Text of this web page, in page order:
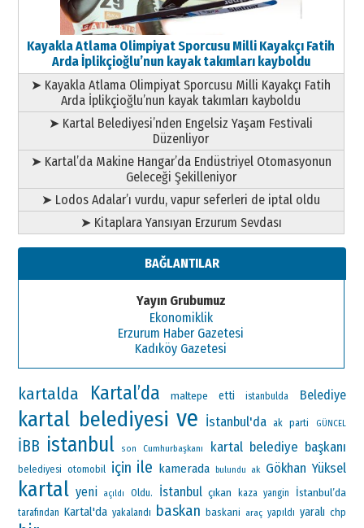
Kayakla Atlama Olimpiyat Sporcusu Milli Kayakçı Fatih
Arda İplikçioğlu’nun kayak takımları kayboldu
➤ Kayakla Atlama Olimpiyat Sporcusu Milli Kayakçı Fatih
Arda İplikçioğlu’nun kayak takımları kayboldu
➤ Kartal Belediyesi’nden Engelsiz Yaşam Festivali
Düzenliyor
➤ Kartal’da Makine Hangar’da Endüstriyel Otomasyonun
Geleceği Şekilleniyor
➤ Lodos Adalar’ı vurdu, vapur seferleri de iptal oldu
➤ Kitaplara Yansıyan Erzurum Sevdası
BAĞLANTILAR
Yayın Grubumuz
Ekonomiklik
Erzurum Haber Gazetesi
Kadıköy Gazetesi
kartalda Kartal’da maltepe etti istanbulda Belediye
kartal belediyesi ve İstanbul'da ak parti GÜNCEL
İBB istanbul son Cumhurbaşkanı kartal belediye başkanı
belediyesi otomobil için ile kamerada bulundu ak Gökhan Yüksel
kartal yeni açıldı Oldu. İstanbul çıkan kaza yangin İstanbul’da
tarafından Kartal'da yakalandı baskan baskani araç yapıldı yaralı chp